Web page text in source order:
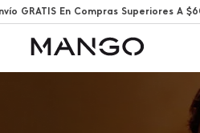
GRATIS En Compras Superiores A